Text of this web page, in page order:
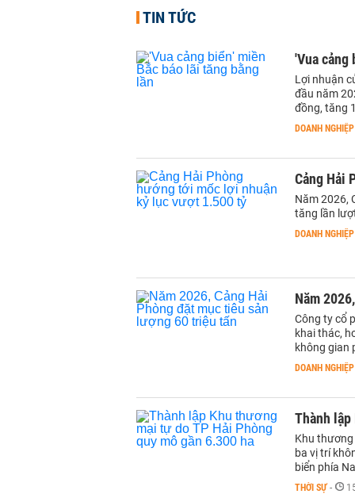
TIN TỨC
'Vua cảng
Lợi nhuận
đầu năm
đồng, tăng
DOANH NGHIỆP
Cảng Hải
Năm 2026,
tăng lần
DOANH NGHIỆP
Năm
Công ty cổ
khai thác,
không gian
DOANH NGHIỆP
Thành lập
Khu
ba vị trí
biển phía
THỜI SỰ -